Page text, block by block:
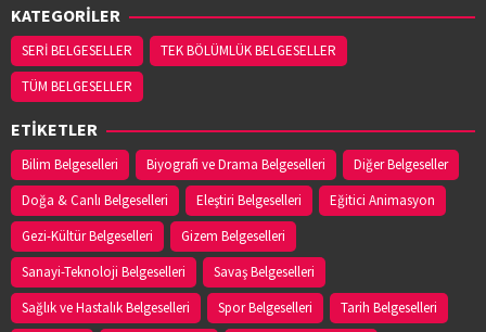
KATEGORİLER
SERİ BELGESELLER
TEK BÖLÜMLÜK BELGESELLER
TÜM BELGESELLER
ETİKETLER
Bilim Belgeselleri Biyografi ve Drama Belgeselleri
Diğer Belgeseller
Doğa & Canlı Belgeselleri
Eleştiri Belgeselleri
Eğitici Animasyon
Gezi-Kültür Belgeselleri
Gizem Belgeselleri
Sanayi-Teknoloji Belgeselleri
Savaş Belgeselleri
Sağlık ve Hastalık Belgeselleri
Spor Belgeselleri
Tarih Belgeselleri